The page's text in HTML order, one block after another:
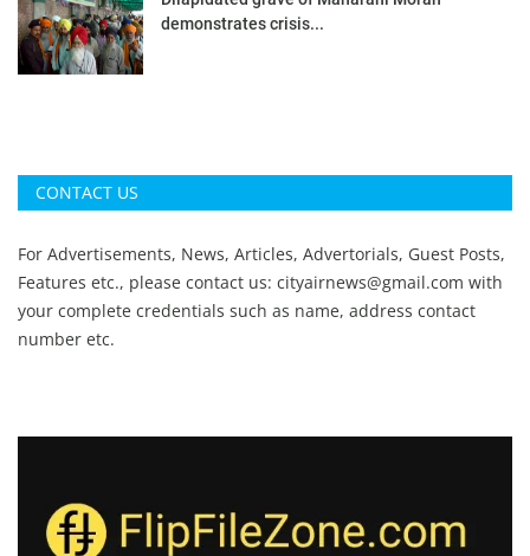
demonstrates crisis...
CONTACT US
For Advertisements, News, Articles, Advertorials, Guest Posts,
Features etc., please contact us: cityairnews@gmail.com with
your complete credentials such as name, address contact
number etc.